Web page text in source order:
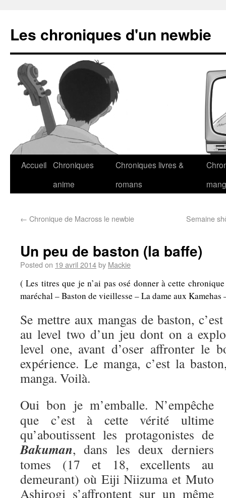
Les chroniques d'un newbie
Accueil Chroniques
anime
Chroniques livres &
romans
← Chronique de Macross le newbie Semaine
Un peu de baston (la baffe)
Posted on 19 avril 2014by Mackie
( Les titres que je n’ai pas osé donner à cette
maréchal – Baston de vieillesse – La dame aux
Se mettre aux mangas de baston,
au level two d’un jeu dont on a
level one, avant d’oser affronter le
expérience. Le manga, c’est la
manga. Voilà.
Oui bon je m’emballe. N’empêche
que c’est à cette vérité ultime
qu’aboutissent les protagonistes de
Bakuman, dans les deux derniers
tomes (17 et 18, excellents au
demeurant) où Eiji Niizuma et Muto
Ashirogi s’affrontent sur un même